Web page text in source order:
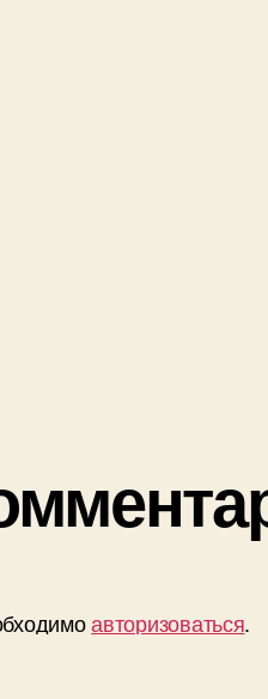
авторизоваться.